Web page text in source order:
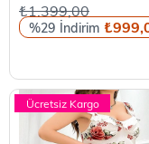
%29
₺1.399,00
Ücretsiz Kargo